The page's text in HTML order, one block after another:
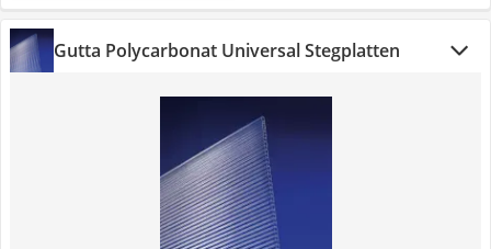
Gutta Polycarbonat Universal Stegplatten